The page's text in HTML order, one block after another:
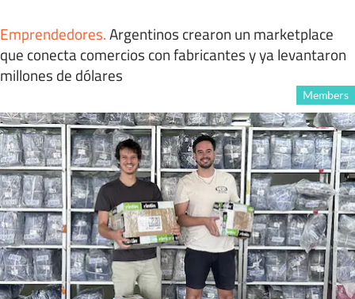
Emprendedores.Argentinos crearon un marketplace
que conecta comercios con fabricantes y ya levantaron
millones de dólares
Members